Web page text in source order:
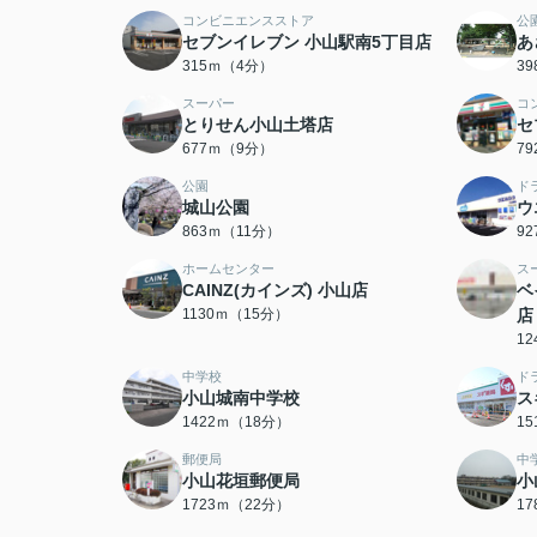
コンビニエンスストア
セブンイレブン 小山駅南5丁目店
315ｍ（4分）
公
スーパー
とりせん小山土塔店
677ｍ（9分）
コ
セ
公園
城山公園
863ｍ（11分）
ド
ホームセンター
CAINZ(カインズ) 小山店
1130ｍ（15分）
ス
ベ
店
中学校
小山城南中学校
1422ｍ（18分）
ド
郵便局
小山花垣郵便局
1723ｍ（22分）
中
小